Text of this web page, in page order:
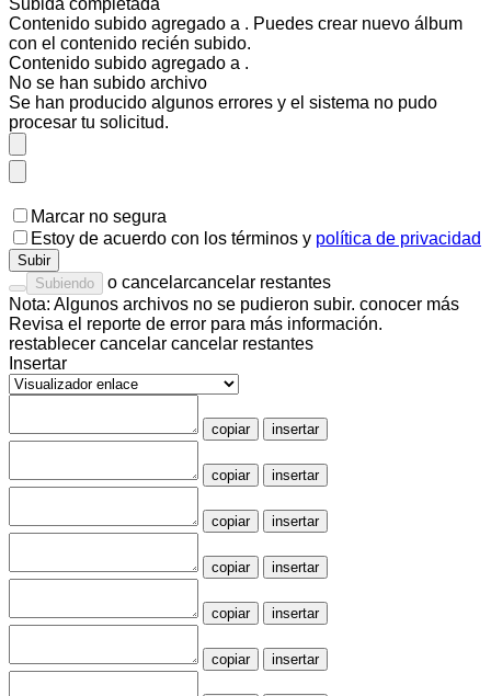
Subida completada
Contenido subido agregado a . Puedes crear nuevo álbum
con el contenido recién subido.
Contenido subido agregado a .
No se han subido archivo
Se han producido algunos errores y el sistema no pudo
procesar tu solicitud.
Marcar no segura
Estoy de acuerdo con los términos y política de privacidad
Subir
Subiendo
o cancelarcancelar restantes
Nota: Algunos archivos no se pudieron subir. conocer más
Revisa el reporte de error para más información.
restablecer cancelar cancelar restantes
Insertar
copiar insertar
copiar insertar
copiar insertar
copiar insertar
copiar insertar
copiar insertar